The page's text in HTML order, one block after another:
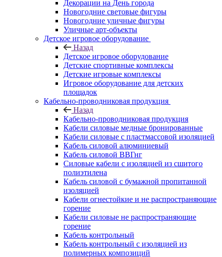
Декорации на День города
Новогодние световые фигуры
Новогодние уличные фигуры
Уличные арт-объекты
Детское игровое оборудование
Назад
Детское игровое оборудование
Детские спортивные комплексы
Детские игровые комплексы
Игровое оборудование для детских
площадок
Кабельно-проводниковая продукция
Назад
Кабельно-проводниковая продукция
Кабели силовые медные бронированные
Кабели силовые с пластмассовой изоляцией
Кабель силовой алюминиевый
Кабель силовой ВВГнг
Силовые кабели с изоляцией из сшитого
полиэтилена
Кабель силовой с бумажной пропитанной
изоляцией
Кабели огнестойкие и не распространяющие
горение
Кабели силовые не распространяющие
горение
Кабель контрольный
Кабель контрольный с изоляцией из
полимерных композиций